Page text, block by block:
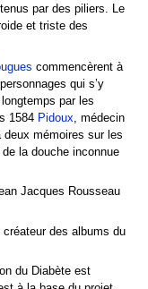
par des piliers. Le
et triste des
commencèrent à
qui s’y
par les
1584 Pidoux, médecin
mémoires sur les
la douche inconnue
Jacques Rousseau
créateur des albums du
du Diabète est